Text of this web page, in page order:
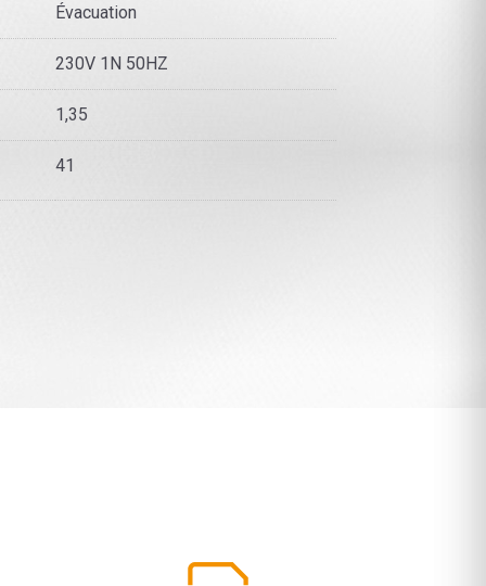
Évacuation
230V 1N 50HZ
1,35
41